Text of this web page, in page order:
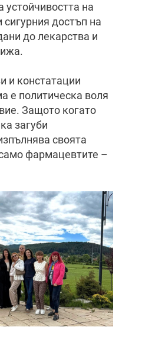
устойчивостта на
достъп на
до лекарства и
и констатации
е политическа воля
Защото когато
загуби
своята
фармацевтите –